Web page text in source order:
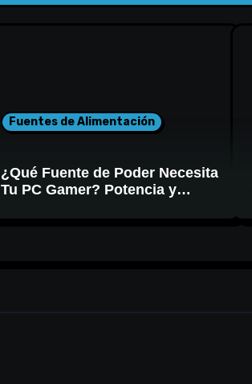
Fuentes de Alimentación
¿Qué Fuente de Poder Necesita
Tu PC Gamer? Potencia y